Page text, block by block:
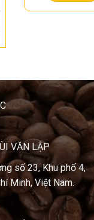
VĂN LẬP
số 23, Khu phố 4,
Minh, Việt Nam.